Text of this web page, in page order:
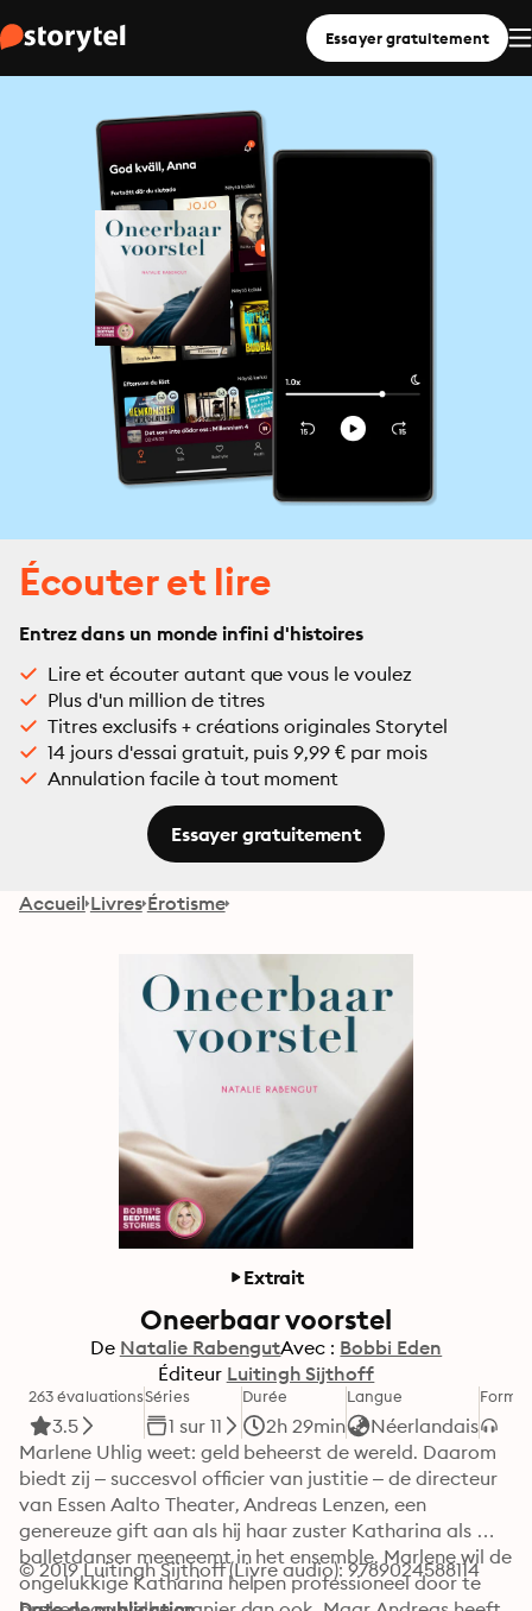
Essayer gratuitement
Écouter et lire
Entrez dans un monde infini d'histoires
Lire et écouter autant que vous le voulez
Plus d'un million de titres
Titres exclusifs + créations originales Storytel
14 jours d'essai gratuit, puis 9,99 € par mois
Annulation facile à tout moment
Essayer gratuitement
Accueil Livres Érotisme
Extrait
Oneerbaar voorstel
De Natalie RabengutAvec : Bobbi Eden
Éditeur Luitingh Sijthoff
263 évaluations
3.5
Séries
1 sur 11
Durée
2h 29min
Langue
Néerlandais
Marlene Uhlig weet: geld beheerst de wereld. Daarom
biedt zij – succesvol officier van justitie – de directeur
van Essen Aalto Theater, Andreas Lenzen, een
genereuze gift aan als hij haar zuster Katharina als
balletdanser meeneemt in het ensemble. Marlene wil de
ongelukkige Katharina helpen professioneel door te
© 2019 Luitingh Sijthoff (Livre audio): 9789024588114